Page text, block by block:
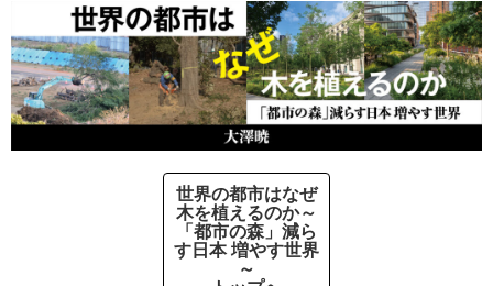
世界の都市はなぜ
木を植えるのか～
「都市の森」減ら
す日本 増やす世界
～